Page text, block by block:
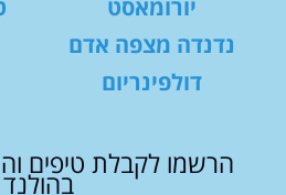
יורומאסט
נדנדה מצפה אדם
דולפינריום
הרשמו לקבלת טיפים
בהולנד